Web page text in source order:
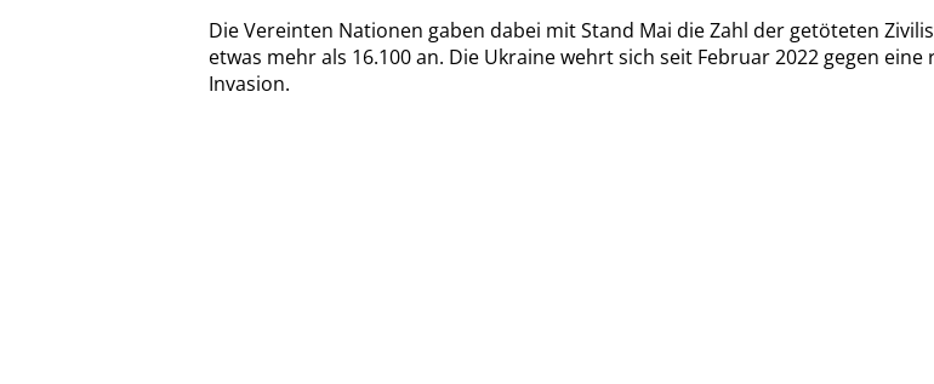
Die Vereinten Nationen gaben dabei mit Stand Mai die Zahl der getöteten
etwas mehr als 16.100 an. Die Ukraine wehrt sich seit Februar 2022 gegen eine
Invasion.